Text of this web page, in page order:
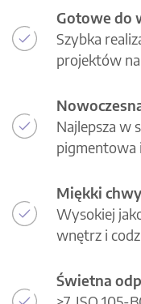
Gotowe do
Szybka
projektów
Najlepsza w
pigmentowa
Miękki
Wysokiej
wnętrz i
Świetna